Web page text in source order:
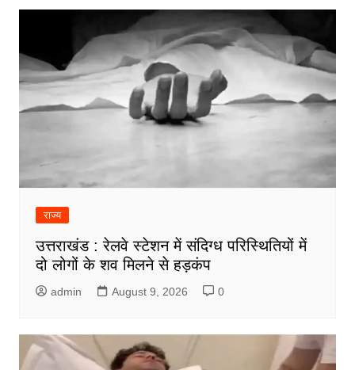
राज्य
उत्तराखंड : रेलवे स्टेशन में संदिग्ध परिस्थितियों में
दो लोगों के शव मिलने से हड़कंप
admin August 9, 2026 0